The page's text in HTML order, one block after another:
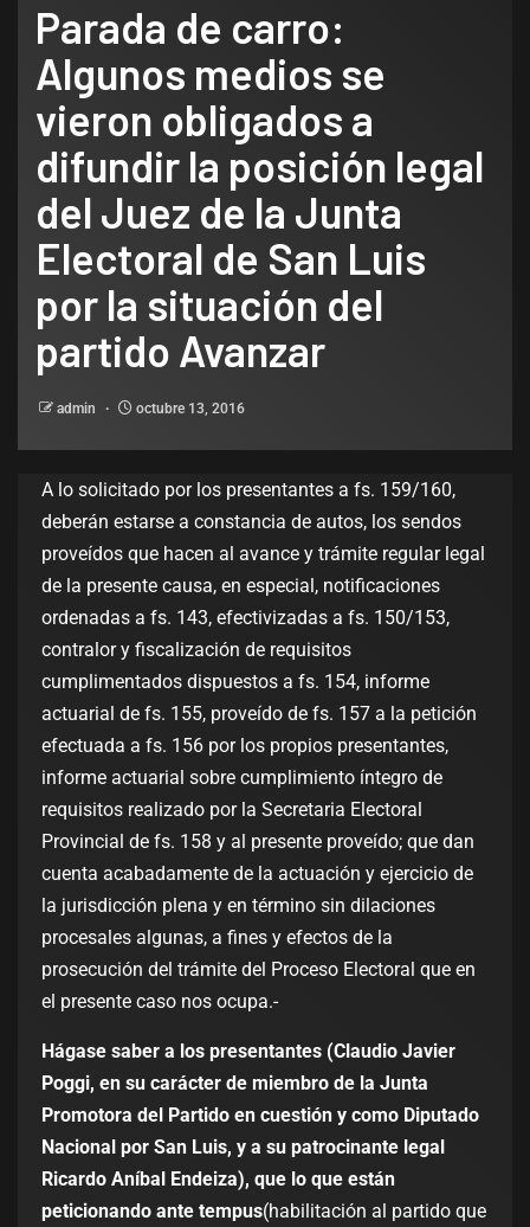
Parada de carro:
Algunos medios se
vieron obligados a
difundir la posición legal
del Juez de la Junta
Electoral de San Luis
por la situación del
partido Avanzar
admin octubre 13, 2016
A lo solicitado por los presentantes a fs. 159/160,
deberán estarse a constancia de autos, los sendos
proveídos que hacen al avance y trámite regular legal
de la presente causa, en especial, notificaciones
ordenadas a fs. 143, efectivizadas a fs. 150/153,
contralor y fiscalización de requisitos
cumplimentados dispuestos a fs. 154, informe
actuarial de fs. 155, proveído de fs. 157 a la petición
efectuada a fs. 156 por los propios presentantes,
informe actuarial sobre cumplimiento íntegro de
requisitos realizado por la Secretaria Electoral
Provincial de fs. 158 y al presente proveído; que dan
cuenta acabadamente de la actuación y ejercicio de
la jurisdicción plena y en término sin dilaciones
procesales algunas, a fines y efectos de la
prosecución del trámite del Proceso Electoral que en
el presente caso nos ocupa.-
Hágase saber a los presentantes (Claudio Javier
Poggi, en su carácter de miembro de la Junta
Promotora del Partido en cuestión y como Diputado
Nacional por San Luis, y a su patrocinante legal
Ricardo Aníbal Endeiza), que lo que están
peticionando ante tempus(habilitación al partido que